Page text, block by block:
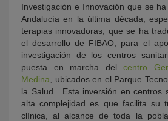
Investigación e Innovación que se
Andalucía en la última década,
terapias innovadoras, que se ha
el desarrollo de FIBAO, para el
investigación de los centros
puesta en marcha del centro
Medina , ubicados en el Parque
la Salud. Esta inversión en centros
alta complejidad es que facilita su
clínica, al alcance de toda la